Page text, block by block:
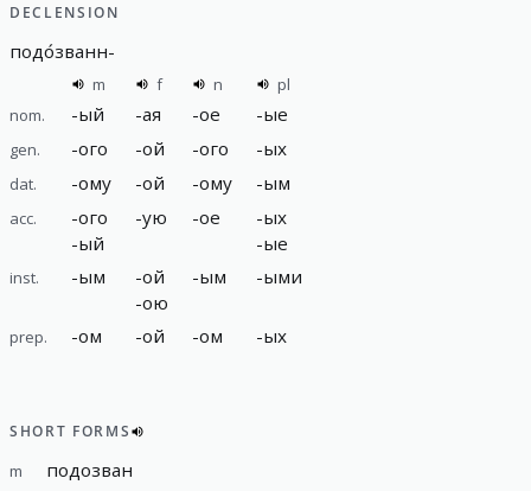
DECLENSION
подо́званн-
m f n
pl
nom.
-ый -ая -ое -ые
gen. -ого -ой -ого -ых
dat. -ому -ой -ому -ым
acc. -ого
-ый
-ую -ое -ых
-ые
inst. -ым -ой
-ою
-ым -ыми
prep. -ом -ой -ом -ых
SHORT FORMS
m подозван